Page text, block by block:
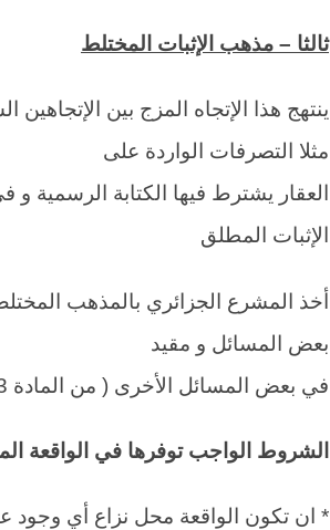
ثالثا – مذهب الإثبات المختلط
ينتهج هذا الإتجاه المزج بين
مثلا التصرفات الواردة على
العقار يشترط فيها الكتابة الرسمية و
الإثبات المطلق
أخذ المشرع الجزائري بالمذهب
بعض المسائل و مقيد
في بعض المسائل الأخرى ( من المادة 323 إلى المادة 350 من القانون المدني الجزائري )
الشروط الواجب توفرها في الواقعة
* ان تكون الواقعة محل نزاع أي وجود